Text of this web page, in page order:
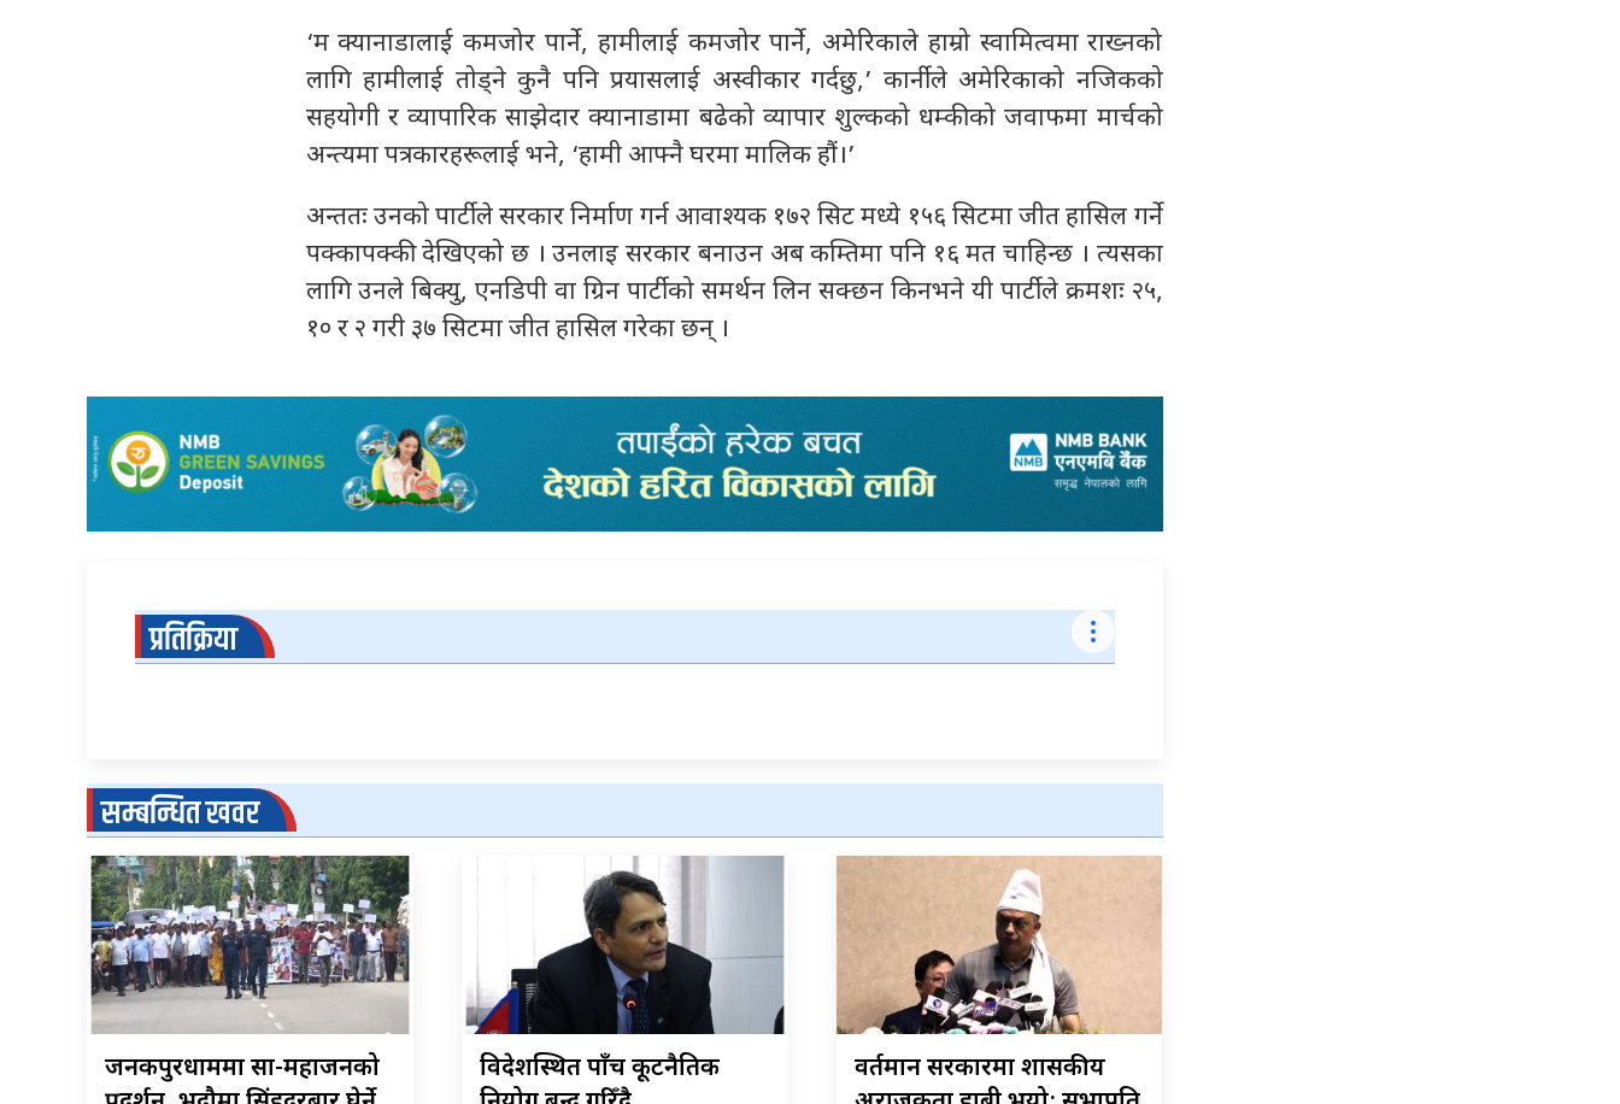
‘म क्यानाडालाई कमजोर पार्ने, हामीलाई कमजोर पार्ने, अमेरिकाले हाम्रो स्वामित्वमा राख्नको
लागि हामीलाई तोड्ने कुनै पनि प्रयासलाई अस्वीकार गर्दछु,’ कार्नीले अमेरिकाको नजिकको
सहयोगी र व्यापारिक साझेदार क्यानाडामा बढेको व्यापार शुल्कको धम्कीको जवाफमा मार्चको
अन्त्यमा पत्रकारहरूलाई भने, ‘हामी आफ्नै घरमा मालिक हौं।’
अन्ततः उनको पार्टीले सरकार निर्माण गर्न आवाश्यक १७२ सिट मध्ये १५६ सिटमा जीत हासिल गर्ने
पक्कापक्की देखिएको छ । उनलाइ सरकार बनाउन अब कम्तिमा पनि १६ मत चाहिन्छ । त्यसका
लागि उनले बिक्यु, एनडिपी वा ग्रिन पार्टीको समर्थन लिन सक्छन किनभने यी पार्टीले क्रमशः २५,
१० र २ गरी ३७ सिटमा जीत हासिल गरेका छन् ।
प्रतिक्रिया
सम्बन्धित खवर
जनकपुरधाममा साहु-महाजनको
विदेशस्थित पाँच कूटनैतिक
वर्तमान सरकारमा शासकीय